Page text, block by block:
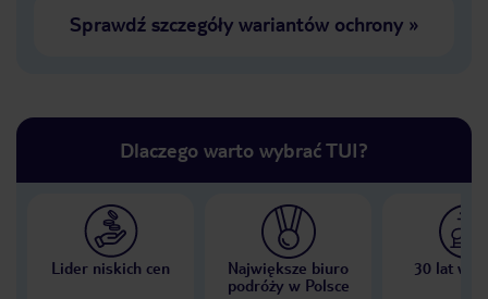
Sprawdź szczegóły wariantów ochrony»
Dlaczego warto wybrać TUI?
Lider niskich cen
Największe biuro
podróży w Polsce
30 lat w